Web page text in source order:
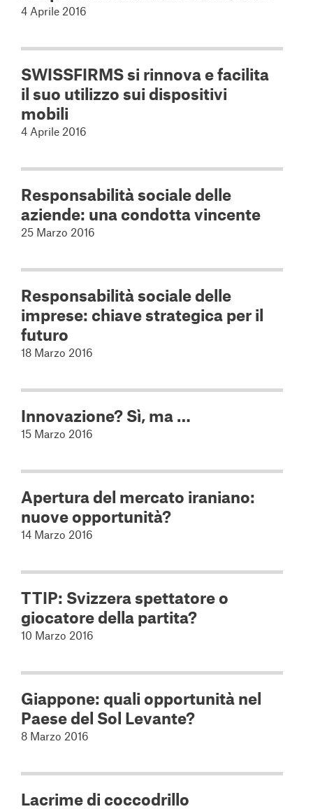
4 Aprile 2016
SWISSFIRMS si rinnova e facilita
il suo utilizzo sui dispositivi
mobili
4 Aprile 2016
Responsabilità sociale delle
aziende: una condotta vincente
25 Marzo 2016
Responsabilità sociale delle
imprese: chiave strategica per il
futuro
18 Marzo 2016
Innovazione? Sì, ma …
15 Marzo 2016
Apertura del mercato iraniano:
nuove opportunità?
14 Marzo 2016
TTIP: Svizzera spettatore o
giocatore della partita?
10 Marzo 2016
Giappone: quali opportunità nel
Paese del Sol Levante?
8 Marzo 2016
Lacrime di coccodrillo